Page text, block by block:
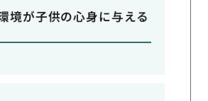
境が子供の心身に与える